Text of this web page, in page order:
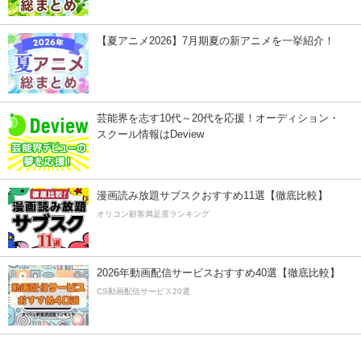
【夏アニメ2026】7月期夏の新アニメを一挙紹介！
芸能界を志す10代～20代を応援！オーディション・
スクール情報はDeview
漫画読み放題サブスクおすすめ11選【徹底比較】
オリコン顧客満足度ランキング
2026年動画配信サービスおすすめ40選【徹底比較】
CS動画配信サービス20選